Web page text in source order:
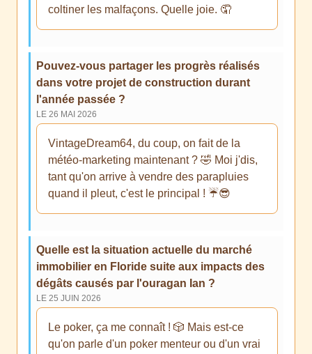
coltiner les malfaçons. Quelle joie. 🤦
Pouvez-vous partager les progrès réalisés
dans votre projet de construction durant
l'année passée ?
LE 26 MAI 2026
VintageDream64, du coup, on fait de la
météo-marketing maintenant ? 🤣 Moi j'dis,
tant qu'on arrive à vendre des parapluies
quand il pleut, c'est le principal ! ☔️😎
Quelle est la situation actuelle du marché
immobilier en Floride suite aux impacts des
dégâts causés par l'ouragan Ian ?
LE 25 JUIN 2026
Le poker, ça me connaît ! 🎲 Mais est-ce
qu'on parle d'un poker menteur ou d'un vrai